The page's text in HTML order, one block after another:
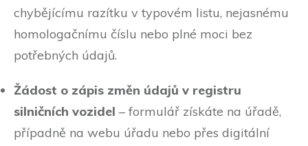
chybějícímu razítku v typovém listu, nejasnému
homologačnímu číslu nebo plné moci bez
potřebných údajů.
Žádost o zápis změn údajů v registru
silničních vozidel – formulář získáte na úřadě,
případně na webu úřadu nebo přes digitální